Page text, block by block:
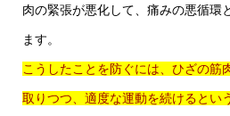
肉の緊張が悪化して、痛みの悪循環
ます。
こうしたことを防ぐには、ひざの筋
取りつつ、適度な運動を続けるとい